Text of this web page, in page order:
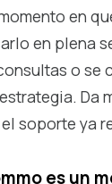
en
en plena
o se
Da
soporte ya
es un